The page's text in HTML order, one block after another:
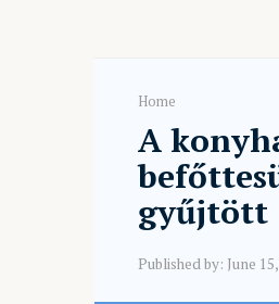
Home
A
gyűjtött
Published by: June